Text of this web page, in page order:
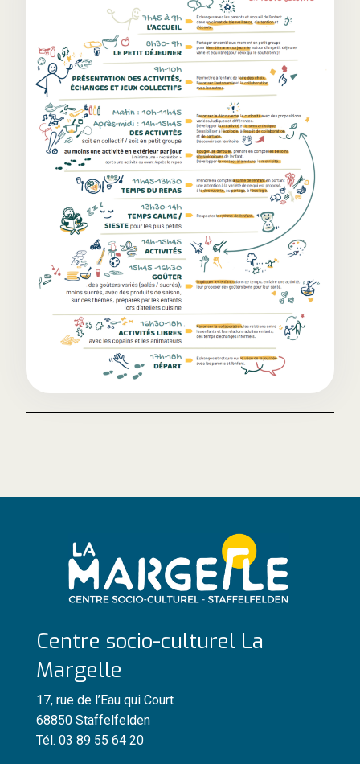
Centre socio-culturel La
Margelle
17, rue de l’Eau qui Court
68850 Staffelfelden
Tél. 03 89 55 64 20